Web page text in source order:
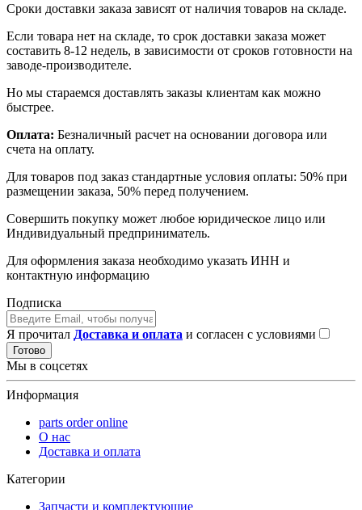
Сроки доставки заказа зависят от наличия товаров на складе.
Если товара нет на складе, то срок доставки заказа может
составить 8-12 недель, в зависимости от сроков готовности на
заводе-производителе.
Но мы стараемся доставлять заказы клиентам как можно
быстрее.
Оплата: Безналичный расчет на основании договора или
счета на оплату.
Для товаров под заказ стандартные условия оплаты: 50% при
размещении заказа, 50% перед получением.
Совершить покупку может любое юридическое лицо или
Индивидуальный предприниматель.
Для оформления заказа необходимо указать ИНН и
контактную информацию
Подписка
Я прочитал Доставка и оплата и согласен с условиями
Готово
Мы в соцсетях
Информация
parts order onlinе
О нас
Доставка и оплата
Категории
Запчасти и комплектующие